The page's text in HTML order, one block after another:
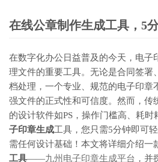
在线公章制作生成工具，5
在数字化办公日益普及的今天，电子
理文件的重要工具。无论是合同签署
档处理，一个专业、规范的电子印章
强文件的正式性和可信度。然而，传
的设计软件如PS，操作门槛高、耗时
子印章生成工具，您只需5分钟即可
需任何设计基础！本文将详细介绍一
工具——九州电子印章生成平台 ，并